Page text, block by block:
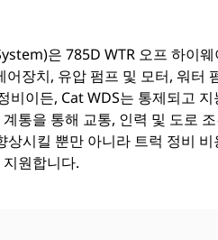
은 785D WTR 오프 하이
장치, 유압 펌프 및 모터, 워터
비이든, Cat WDS는 통제되고
통을 통해 교통, 인력 및 도로
시킬 뿐만 아니라 트럭 정비
원합니다.